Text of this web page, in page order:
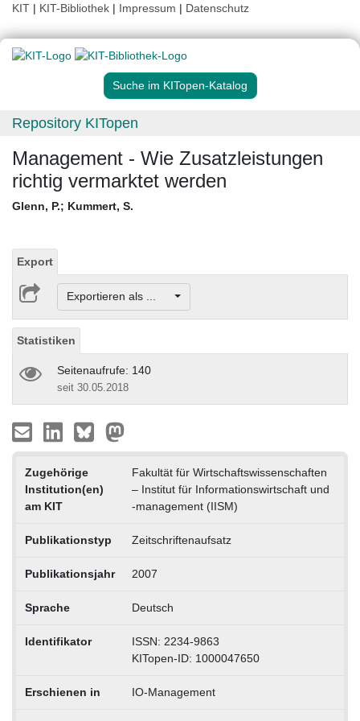
KIT | KIT-Bibliothek | Impressum | Datenschutz
Suche im KITopen-Katalog
Repository KITopen
Management - Wie Zusatzleistungen
richtig vermarktet werden
Glenn, P.; Kummert, S.
Export
Exportieren als ...
Statistiken
Seitenaufrufe: 140
seit 30.05.2018
Zugehörige
Institution(en)
am KIT
Fakultät für Wirtschaftswissenschaften
– Institut für Informationswirtschaft und
-management (IISM)
Publikationstyp Zeitschriftenaufsatz
Publikationsjahr 2007
Sprache Deutsch
Identifikator
ISSN: 2234-9863
KITopen-ID: 1000047650
Erschienen in IO-Management